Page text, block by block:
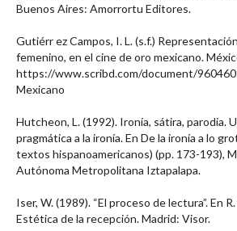
Buenos Aires: Amorrortu Editores.
Gutiérr ez Campos, I. L. (s.f.)
femenino, en el cine de oro mexicano.
https://www.scribd.com/document/
Mexicano
Hutcheon, L. (1992). Ironía, sátira, parodia.
pragmática a la ironía. En De la ironía a lo
textos hispanoamericanos) (pp. 173-193),
Autónoma Metropolitana Iztapalapa.
Iser, W. (1989). “El proceso de lectura”. En
Estética de la recepción. Madrid: Visor.